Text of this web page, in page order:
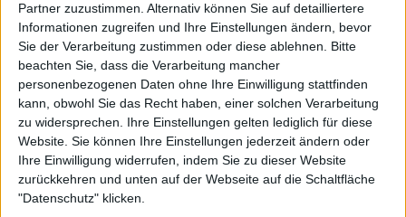
Partner zuzustimmen. Alternativ können Sie auf detailliertere
Informationen zugreifen und Ihre Einstellungen ändern, bevor
Sie der Verarbeitung zustimmen oder diese ablehnen.
Bitte
beachten Sie, dass die Verarbeitung mancher
personenbezogenen Daten ohne Ihre Einwilligung stattfinden
kann, obwohl Sie das Recht haben, einer solchen Verarbeitung
zu widersprechen. Ihre Einstellungen gelten lediglich für diese
Website. Sie können Ihre Einstellungen jederzeit ändern oder
Ihre Einwilligung widerrufen, indem Sie zu dieser Website
zurückkehren und unten auf der Webseite auf die Schaltfläche
"Datenschutz" klicken.
tiefen Atemzug! Ich persönlich wünsche mir einfach, dass
die Leute mehr ihr Leben leben und aufhören sich zu
streiten, zu kämpfen und generell Zeit zu verschwenden.
Wenn da etwas gibt das du tun möchtest, und du hast die
Möglichkeit es zu tun, dann geh und mache es. Wenn du
die Möglichkeit dazu nicht hast, dann geh die Schritte
diese Möglichkeiten zu bekommen. Das Leben sollte nicht
voller Bedauern sein, denn bevor du es realisierst bist du
90 und wunderst dich, warum du nicht das Leben geleben
hast, das du hättest leben können. Sei glücklich, umgebe